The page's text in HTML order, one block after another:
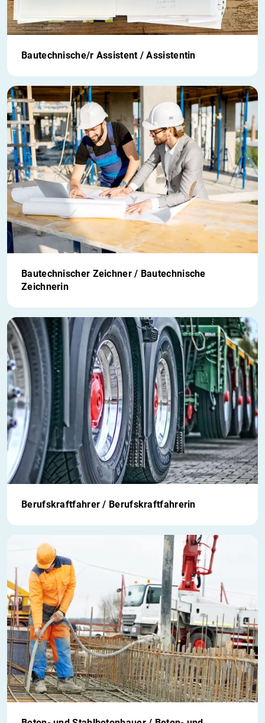
Bautechnische/r Assistent / Assistentin
Bautechnischer Zeichner / Bautechnische
Zeichnerin
Berufskraftfahrer / Berufskraftfahrerin